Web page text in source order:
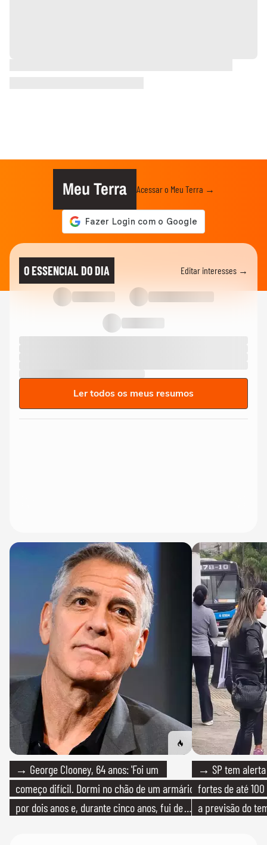
Meu Terra Acessar o Meu Terra →
O ESSENCIAL DO DIA Editar interesses →
Ler todos os meus resumos
→ George Clooney, 64 anos: 'Foi um
começo difícil. Dormi no chão de um armário
por dois anos e, durante cinco anos, fui de
→ SP tem
fortes de até
a previsão do